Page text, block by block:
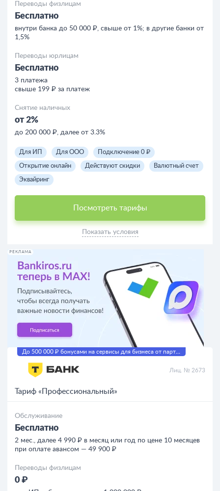
Переводы физлицам
Бесплатно
внутри банка до 50 000 ₽, свыше от 1%; в другие банки от
1,5%
Переводы юрлицам
Бесплатно
3 платежа
свыше 199 ₽ за платеж
Снятие наличных
от 2%
до 200 000 ₽, далее от 3.3%
Для ИП Для ООО Подключение 0 ₽
Открытие онлайн Действуют скидки Валютный счет
Эквайринг
Посмотреть тарифы
Показать условия
РЕКЛАМА
До 500 000 ₽ бонусами на сервисы для бизнеса от партнеров
Лиц. № 2673
Тариф «Профессиональный»
Обслуживание
Бесплатно
2 мес., далее 4 990 ₽ в месяц или год по цене 10 месяцев
при оплате авансом — 49 900 ₽
Переводы физлицам
0 ₽